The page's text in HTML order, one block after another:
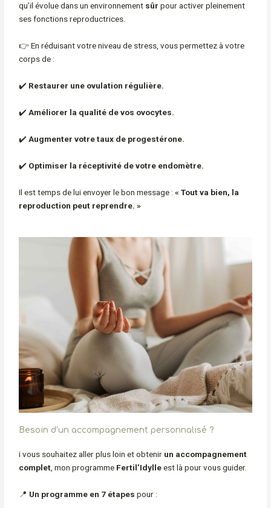
qu’il évolue dans un environnement sûr pour activer pleinement
ses fonctions reproductrices.
👉 En réduisant votre niveau de stress, vous permettez à votre
corps de :
✔️ Restaurer une ovulation régulière.
✔️Améliorer la qualité de vos ovocytes.
✔️Augmenter votre taux de progestérone.
✔️ Optimiser la réceptivité de votre endomètre.
Il est temps de lui envoyer le bon message :« Tout va bien, la
reproduction peut reprendre. »
Besoin d’un accompagnement personnalisé ?
i vous souhaitez aller plus loin et obtenir un accompagnement
complet , mon programme Fertil’Idylleest là pour vous guider.
📍 Un programme en 7 étapes pour :